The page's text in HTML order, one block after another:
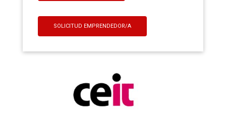
SOLICITUD EMPRENDEDOR/A